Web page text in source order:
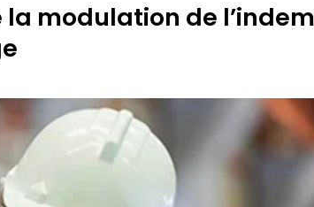
modulation de